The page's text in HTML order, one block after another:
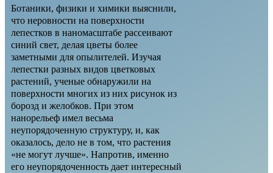
Ботаники, физики и химики выяснили,
что неровности на поверхности
лепестков в наномасштабе рассеивают
синий свет, делая цветы более
заметными для опылителей. Изучая
лепестки разных видов цветковых
растений, ученые обнаружили на
поверхности многих из них рисунок из
борозд и желобков. При этом
нанорельеф имел весьма
неупорядоченную структуру, и, как
оказалось, дело не в том, что растения
«не могут лучше». Напротив, именно
его неупорядоченность дает интересный